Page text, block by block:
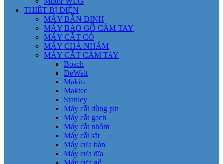
THIẾT BỊ ĐIỆN
MÁY BẮN ĐINH
MÁY BÀO GỖ CẦM TAY
MÁY CẮT CỎ
MÁY CHÀ NHÁM
MÁY CẮT CẦM TAY
Bosch
DeWalt
Makita
Maktec
Stanley
Máy cắt dùng pin
Máy cắt gạch
Máy cắt nhôm
Máy cắt sắt
Máy cưa bàn
Máy cưa đĩa
Máy cưa gỗ